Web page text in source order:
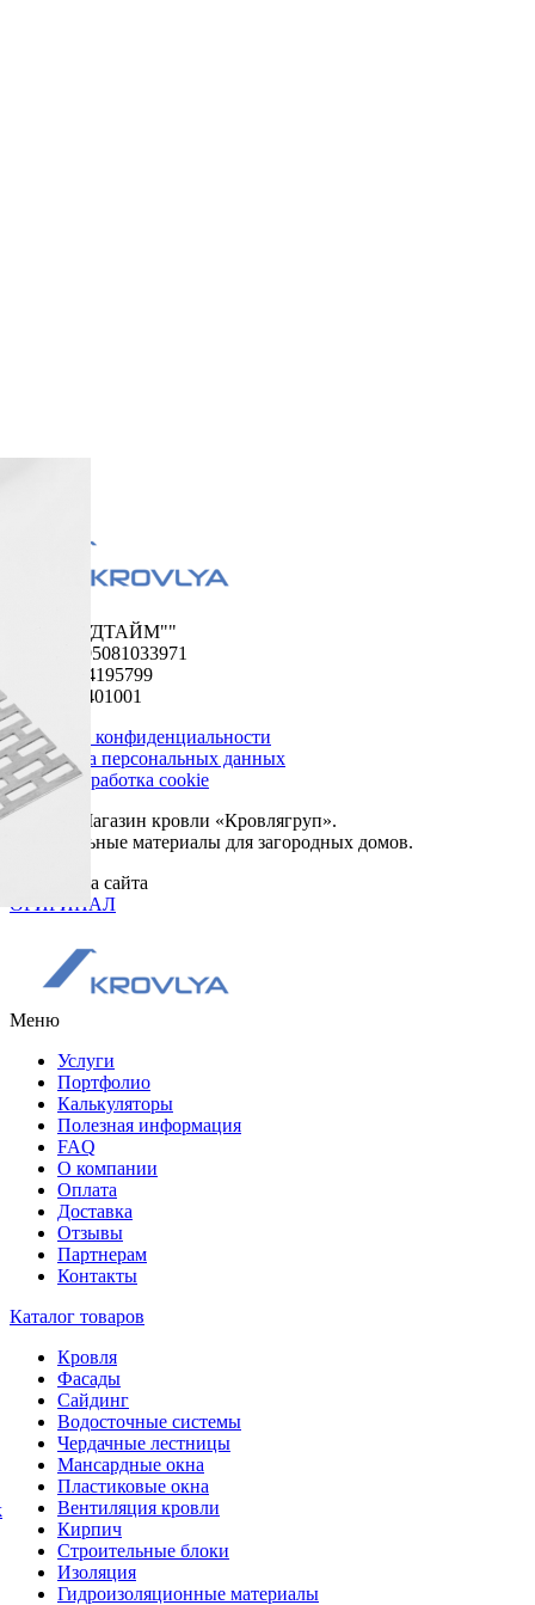
ООО "ФУДТАЙМ""
ОГРН 1195081033971
ИНН 5024195799
КПП 502401001
Политика конфиденциальности
Обработка персональных данных
Сбор и обработка cookie
© 2026. Магазин кровли «Кровлягруп».
Строительные материалы для загородных домов.
Разработка сайта
ОРИГИНАЛ
Меню
Услуги
Портфолио
Калькуляторы
Полезная информация
FAQ
О компании
Оплата
Доставка
Отзывы
Партнерам
Контакты
Каталог товаров
Кровля
Фасады
Сайдинг
Водосточные системы
Чердачные лестницы
Мансардные окна
Пластиковые окна
Вентиляция кровли
Кирпич
Строительные блоки
Изоляция
Гидроизоляционные материалы